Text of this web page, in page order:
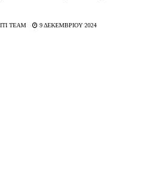
TEAM 9 ΔΕΚΕΜΒΡΙΟΥ 2024